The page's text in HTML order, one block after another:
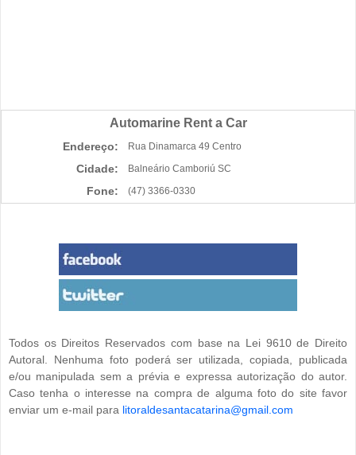
Automarine Rent a Car
Endereço: Rua Dinamarca 49 Centro
Cidade: Balneário Camboriú SC
Fone: (47) 3366-0330
Todos os Direitos Reservados com base na Lei 9610 de Direito
Autoral. Nenhuma foto poderá ser utilizada, copiada, publicada
e/ou manipulada sem a prévia e expressa autorização do autor.
Caso tenha o interesse na compra de alguma foto do site favor
enviar um e-mail para litoraldesantacatarina@gmail.com